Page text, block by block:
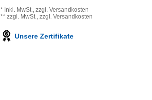
* inkl. MwSt., zzgl. Versandkosten
** zzgl. MwSt., zzgl. Versandkosten
Unsere Zertifikate